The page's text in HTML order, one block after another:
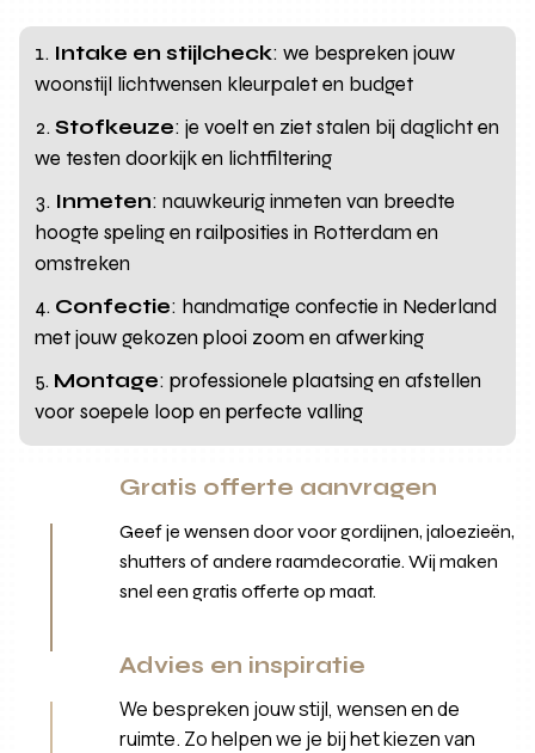
Intake en stijlcheck: we bespreken jouw
woonstijl lichtwensen kleurpalet en budget
Stofkeuze: je voelt en ziet stalen bij daglicht en
we testen doorkijk en lichtfiltering
Inmeten: nauwkeurig inmeten van breedte
hoogte speling en railposities in Rotterdam en
omstreken
Confectie: handmatige confectie in Nederland
met jouw gekozen plooi zoom en afwerking
Montage: professionele plaatsing en afstellen
voor soepele loop en perfecte valling
Gratis offerte aanvragen
Geef je wensen door voor gordijnen, jaloezieën,
shutters of andere raamdecoratie. Wij maken
snel een gratis offerte op maat.
Advies en inspiratie
We bespreken jouw stijl, wensen en de
ruimte. Zo helpen we je bij het kiezen van